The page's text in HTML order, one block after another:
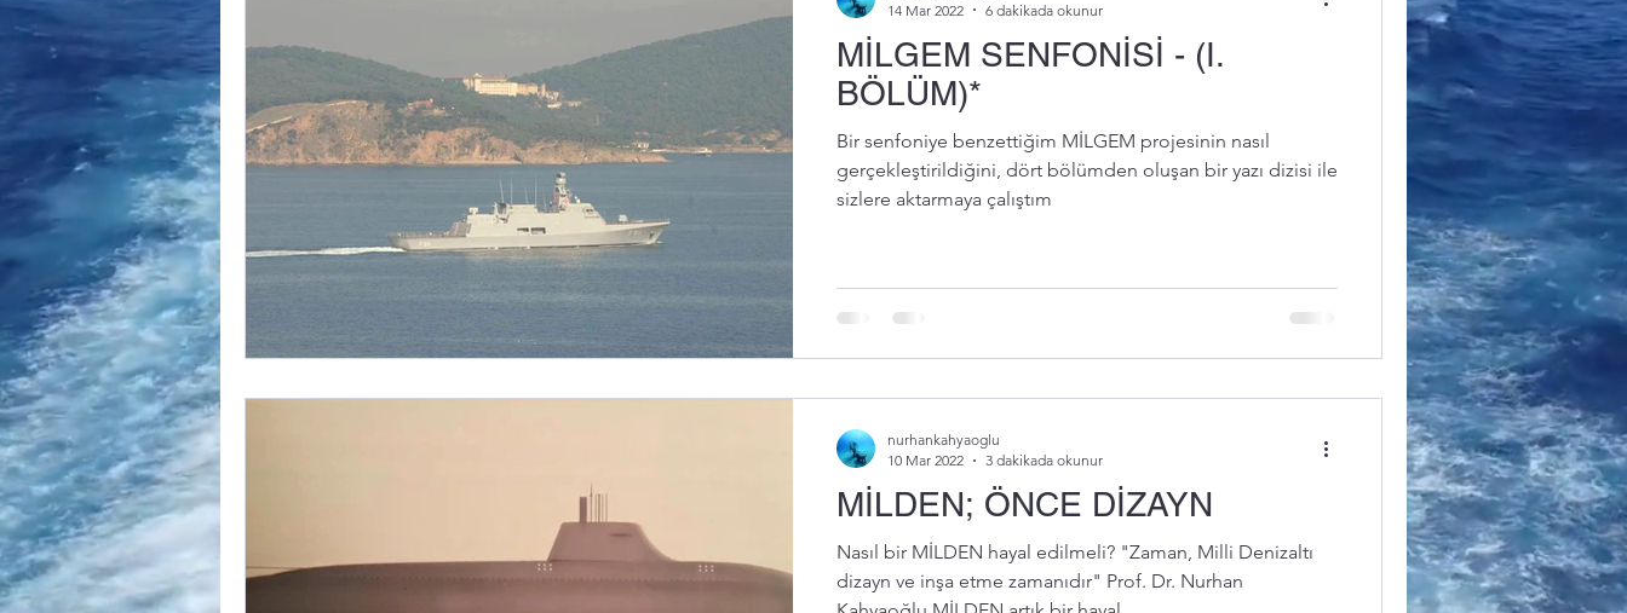
MİLGEM SENFONİSİ - (I.
BÖLÜM)*
Bir senfoniye benzettiğim MİLGEM projesinin nasıl
gerçekleştirildiğini, dört bölümden oluşan bir yazı dizisi ile
sizlere aktarmaya çalıştım
14 Mar 2022
6 dakikada okunur
MİLDEN; ÖNCE DİZAYN
Nasıl bir MİLDEN hayal edilmeli? "Zaman, Milli Denizaltı
dizayn ve inşa etme zamanıdır" Prof. Dr. Nurhan
nurhankahyaoglu
10 Mar 2022
3 dakikada okunur